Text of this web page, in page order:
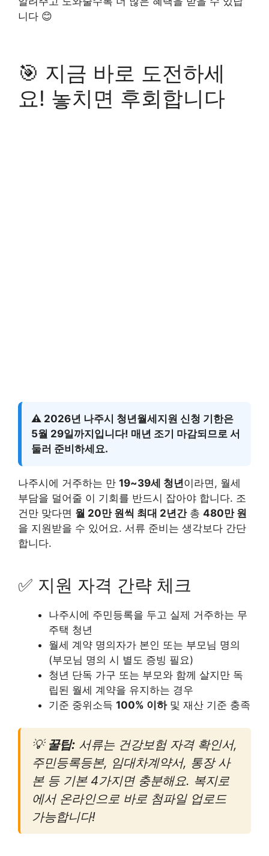
니다 😊
🎯 지금 바로 도전하세
요! 놓치면 후회합니다
⚠️ 2026년 나주시 청년월세지원 신청 기한은
5월 29일까지입니다! 매년 조기 마감되므로 서
둘러 준비하세요.
나주시에 거주하는 만 19~39세 청년이라면, 월세
부담을 덜어줄 이 기회를 반드시 잡아야 합니다. 조
건만 맞다면 월 20만 원씩 최대 2년간총 480만 원
을 지원받을 수 있어요. 서류 준비는 생각보다 간단
합니다.
✅ 지원 자격 간략 체크
나주시에 주민등록을 두고 실제 거주하는 무
주택 청년
월세 계약 명의자가 본인 또는 부모님 명의
(부모님 명의 시 별도 증빙 필요)
청년 단독 가구 또는 부모와 함께 살지만 독
립된 월세 계약을 유지하는 경우
기준 중위소득 100% 이하및 재산 기준 충족
💡 꿀팁: 서류는 건강보험 자격 확인서,
주민등록등본, 임대차계약서, 통장 사
본 등 기본 4가지면 충분해요. 복지로
에서 온라인으로 바로 첨파일 업로드
가능합니다!